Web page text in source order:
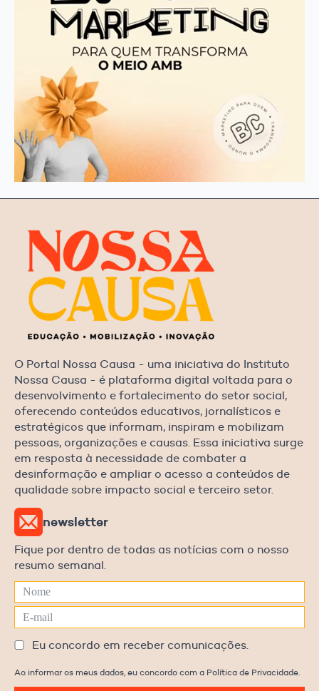
O Portal Nossa Causa - uma iniciativa do Instituto
Nossa Causa - é plataforma digital voltada para o
desenvolvimento e fortalecimento do setor social,
oferecendo conteúdos educativos, jornalísticos e
estratégicos que informam, inspiram e mobilizam
pessoas, organizações e causas. Essa iniciativa surge
em resposta à necessidade de combater a
desinformação e ampliar o acesso a conteúdos de
qualidade sobre impacto social e terceiro setor.
newsletter
Fique por dentro de todas as notícias com o nosso
resumo semanal.
Eu concordo em receber comunicações.
Ao informar os meus dados, eu concordo com a Política de Privacidade.